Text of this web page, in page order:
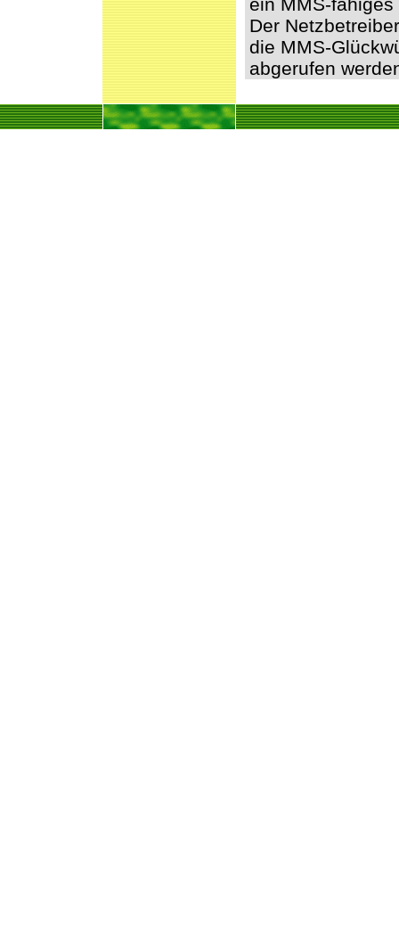
Der
die MMS-
abgerufen